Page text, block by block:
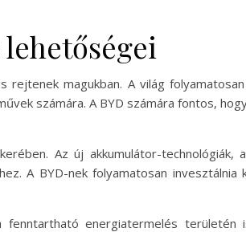
magukban. A világ
számára. A BYD számára fontos,
Az új akkumulátor-
A BYD-nek folyamatosan
energiatermelés